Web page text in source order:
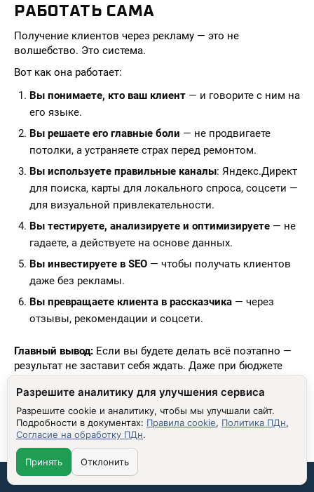
РАБОТАТЬ САМА
Получение клиентов через рекламу — это не
волшебство. Это система.
Вот как она работает:
Вы понимаете, кто ваш клиент — и говорите с ним на
его языке.
Вы решаете его главные боли — не продвигаете
потолки, а устраняете страх перед ремонтом.
Вы используете правильные каналы: Яндекс.Директ
для поиска, карты для локального спроса, соцсети —
для визуальной привлекательности.
Вы тестируете, анализируете и оптимизируете — не
гадаете, а действуете на основе данных.
Вы инвестируете в SEO — чтобы получать клиентов
даже без рекламы.
Вы превращаете клиента в рассказчика — через
отзывы, рекомендации и соцсети.
Главный вывод: Если вы будете делать всё поэтапно —
результат не заставит себя ждать. Даже при бюджете
заявок в месяц. Это не мечта — это стандарт для тех, кто
действует системно.
Не ждите идеального момента. Начните сегодня:
зарегистрируйте компанию в Яндекс.Картах, сделайте 3
фото своих работ и опубликуйте их в соцсетях. Уже
через неделю вы увидите первые заявки.
Связаться со мной:
Разрешите аналитику для улучшения сервиса
Разрешите cookie и аналитику, чтобы мы улучшали сайт.
Подробности в документах: Правила cookie, Политика ПДн,
Согласие на обработку ПДн.
Принять Отклонить